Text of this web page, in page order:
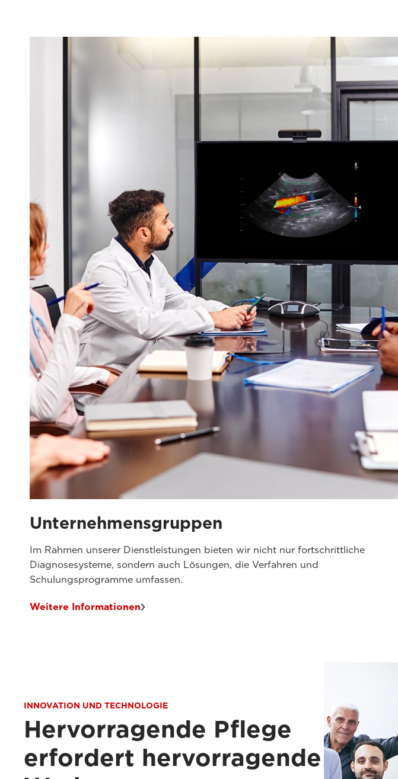
Unternehmensgruppen
Im Rahmen unserer Dienstleistungen bieten wir nicht nur fortschrittliche
Diagnosesysteme, sondern auch Lösungen, die Verfahren und
Schulungsprogramme umfassen.
Weitere Informationen
INNOVATION UND TECHNOLOGIE
Hervorragende Pflege
erfordert hervorragende